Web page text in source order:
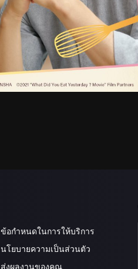
ข้อกำหนดในการให้บริการ
นโยบายความเป็นส่วนตัว
ส่งผลงานของคุณ